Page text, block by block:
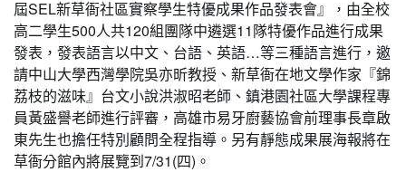
屆SEL新草衙社區實察學生特優成果作品發表會』，由全校
高二學生500人共120組團隊中遴選11隊特優作品進行成果
發表，發表語言以中文、台語、英語…等三種語言進行，邀
請中山大學西灣學院吳亦昕教授、新草衙在地文學作家『錦
荔枝的滋味』台文小說洪淑昭老師、鎮港園社區大學課程專
員黃盛譽老師進行評審，高雄市易牙廚藝協會前理事長章啟
東先生也擔任特別顧問全程指導。另有靜態成果展海報將在
草衙分館內將展覽到7/31(四)。